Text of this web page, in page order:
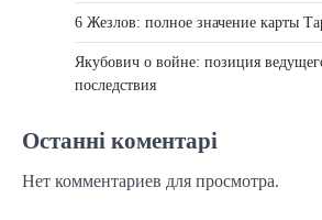
6 Жезлов: полное значение карты
Якубович о войне: позиция
последствия
Останні коментарі
Нет комментариев для просмотра.